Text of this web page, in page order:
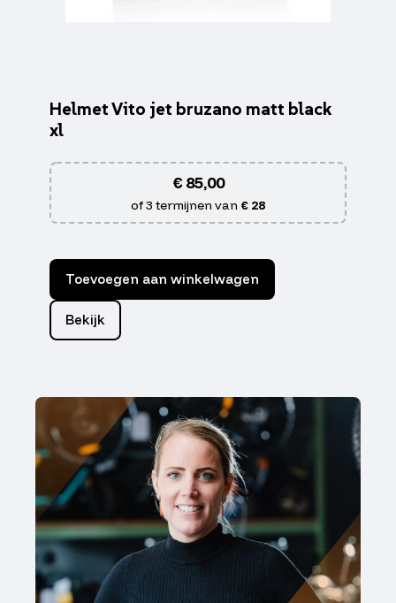
Helmet Vito jet bruzano matt black
xl
€85,00
of 3 termijnen van € 28
Toevoegen aan winkelwagen
Bekijk